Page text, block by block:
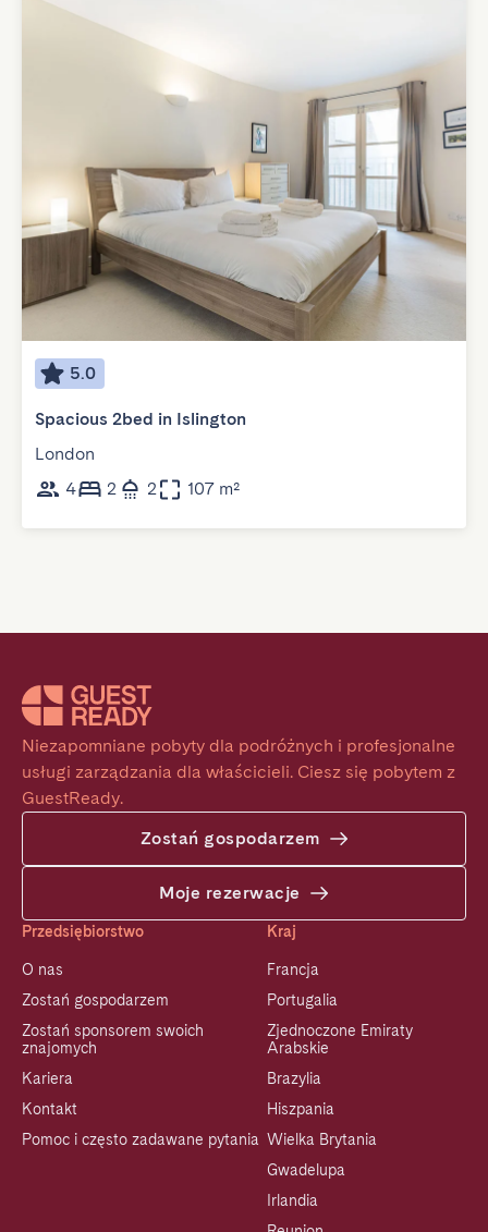
5.0
Spacious 2bed in Islington
London
4
2 2 107 m²
Niezapomniane pobyty dla podróżnych i profesjonalne
usługi zarządzania dla właścicieli. Ciesz się pobytem z
GuestReady.
Zostań gospodarzem
Moje rezerwacje
Przedsiębiorstwo
O nas
Zostań gospodarzem
Zostań sponsorem swoich
znajomych
Kariera
Kontakt
Pomoc i często zadawane pytania
Kraj
Francja
Portugalia
Zjednoczone Emiraty
Arabskie
Brazylia
Hiszpania
Wielka Brytania
Gwadelupa
Irlandia